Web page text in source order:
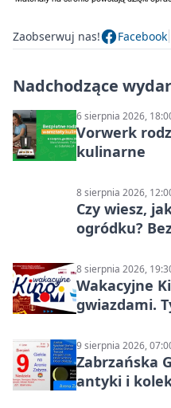
Zaobserwuj nas! Facebook
Nadchodzące
6 sierpnia 2026,
Vorwerk
kulinarne
8 sierpnia 2026,
Czy wiesz,
ogródku?
8 sierpnia 2026,
Wakacyjne
gwiazdami.
9 sierpnia 2026,
Zabrzańska
antyki i